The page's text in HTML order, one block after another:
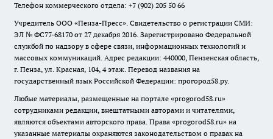
Телефон коммерческого отдела: +7 (902) 205 50 66
Учредитель ООО «Пенза-Пресс». Свидетельство о регистрации СМИ:
ЭЛ № ФС77-68170 от 27 декабря 2016. Зарегистрировано Федеральной
службой по надзору в сфере связи, информационных технологий и
массовых коммуникаций. Адрес редакции: 440000, Пензенская область,
г. Пенза, ул. Красная, 104, 4 этаж. Перевод названия на
государственный язык Российской Федерации: прогород58.ру.
Любые материалы, размещенные на портале «progorod58.ru»
сотрудниками редакции, внештатными авторами и читателями,
являются объектами авторского права. Права «progorod58.ru» на
указанные материалы охраняются законодательством о правах на